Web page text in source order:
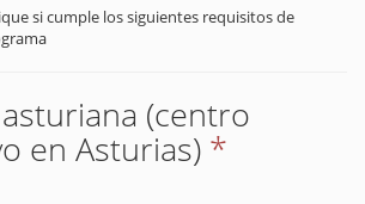
si cumple los siguientes requisitos de
(centro
en Asturias) *